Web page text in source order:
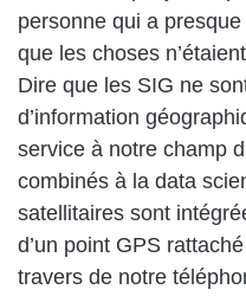
personne qui a
que les choses
Dire que les SIG ne
d’information
service à notre champ
combinés à la data
satellitaires sont
d’un point GPS
travers de notre